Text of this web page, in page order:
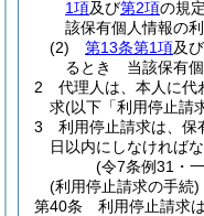
1項及び第2項の規
該保有個人情報の
(2)
第13条第1項及び
るとき 当該保有個
2
代理人は、本人に代
求(以下「利用停止請
3
利用停止請求は、保
日以内にしなければな
(令7条例31・
(利用停止請求の手続)
第40条
利用停止請求